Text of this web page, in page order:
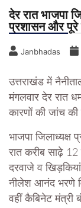
देर रात भाजपा
प्रशासन और
Janbhadas
उत्तराखंड में
मंगलवार देर रात
कारणों की जांच की
भाजपा जिलाध्यक्ष
रात करीब साढ़े
दरवाजे व
नीलेश आनंद भरणे
वहीं कैबिनेट मंत्री